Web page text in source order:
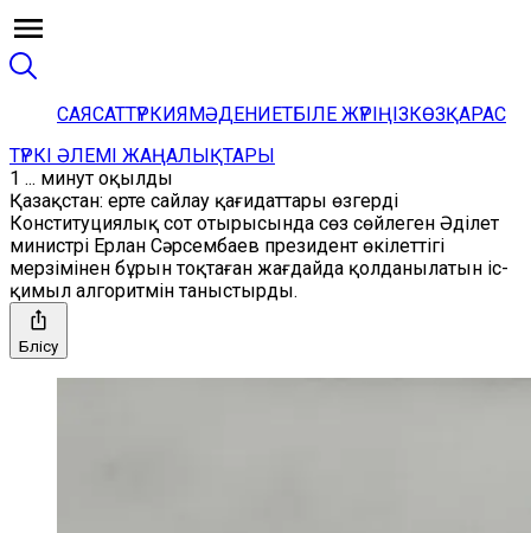
САЯСАТТҮРКИЯМӘДЕНИЕТБІЛЕ ЖҮРІҢІЗКӨЗҚАРАС
ТҮРКІ ӘЛЕМІ ЖАҢАЛЫҚТАРЫ
1 ... минут оқылды
Қазақстан: ерте сайлау қағидаттары өзгерді
Конституциялық сот отырысында сөз сөйлеген Әділет
министрі Ерлан Сәрсембаев президент өкілеттігі
мерзімінен бұрын тоқтаған жағдайда қолданылатын іс-
қимыл алгоритмін таныстырды.
Бөлісу